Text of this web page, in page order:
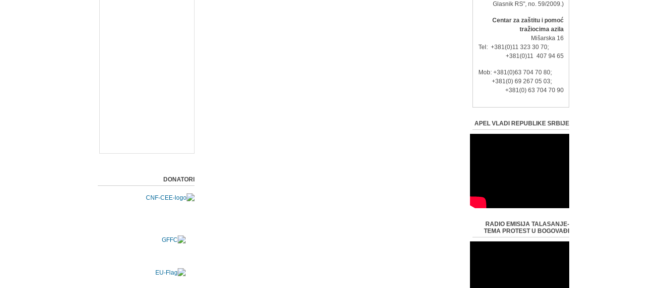
DONATORI
Glasnik RS", no. 59/2009.)
Centar za zaštitu i pomoć
tražiocima azila
Mišarska 16
Tel: +381(0)11 323 30 70;
+381(0)11 407 94 65
Mob: +381(0)63 704 70 80;
+381(0) 69 267 05 03;
+381(0) 63 704 70 90
APEL VLADI REPUBLIKE SRBIJE
RADIO EMISIJA TALASANJE-
TEMA PROTEST U BOGOVAĐI